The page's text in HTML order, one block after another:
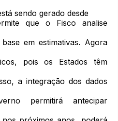
sendo gerado desde
que o Fisco analise
em estimativas. Agora
pois os Estados têm
a integração dos dados
permitirá antecipar